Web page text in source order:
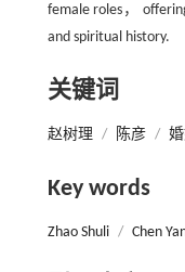
female roles，
and spiritual history.
关键词
赵树理 / 陈彦 /
Key words
Zhao Shuli / Chen